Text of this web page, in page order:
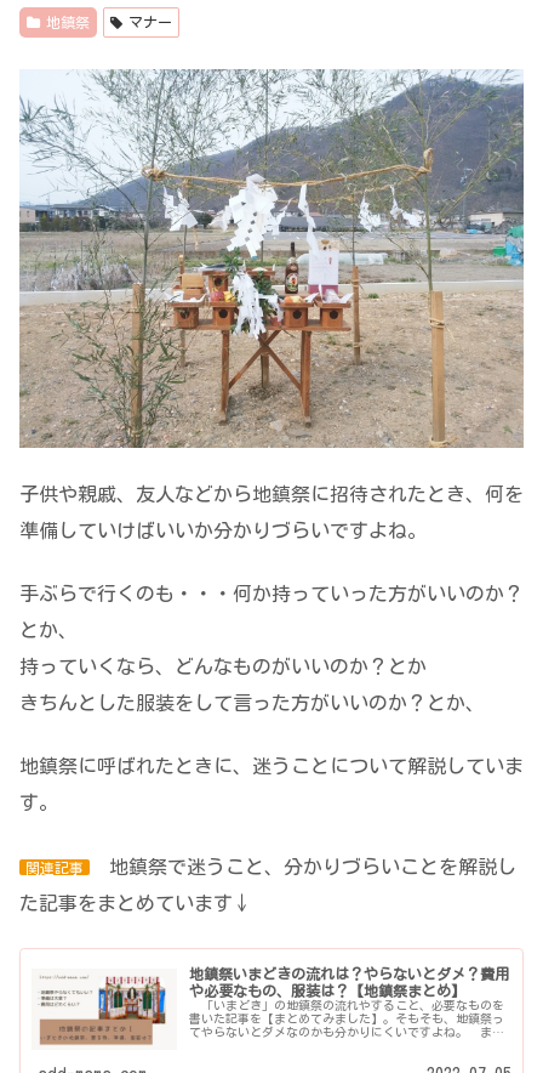
地鎮祭 マナー
子供や親戚、友人などから地鎮祭に招待されたとき、何を
準備していけばいいか分かりづらいですよね。
手ぶらで行くのも・・・何か持っていった方がいいのか？
とか、
持っていくなら、どんなものがいいのか？とか
きちんとした服装をして言った方がいいのか？とか、
地鎮祭に呼ばれたときに、迷うことについて解説していま
す。
関連記事
地鎮祭で迷うこと、分かりづらいことを解説し
た記事をまとめています↓
地鎮祭いまどきの流れは？やらないとダメ？費用
や必要なもの、服装は？【地鎮祭まとめ】
「いまどき」の地鎮祭の流れやすること、必要なものを
書いた記事を【まとめてみました】。そもそも、地鎮祭っ
てやらないとダメなのかも分かりにくいですよね。 まず